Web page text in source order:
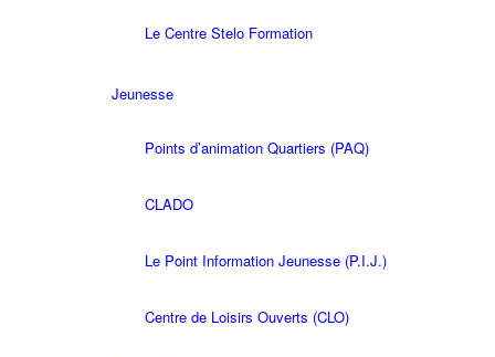
Le Centre Stelo Formation
Jeunesse
Points d’animation Quartiers (PAQ)
CLADO
Le Point Information Jeunesse (P.I.J.)
Centre de Loisirs Ouverts (CLO)